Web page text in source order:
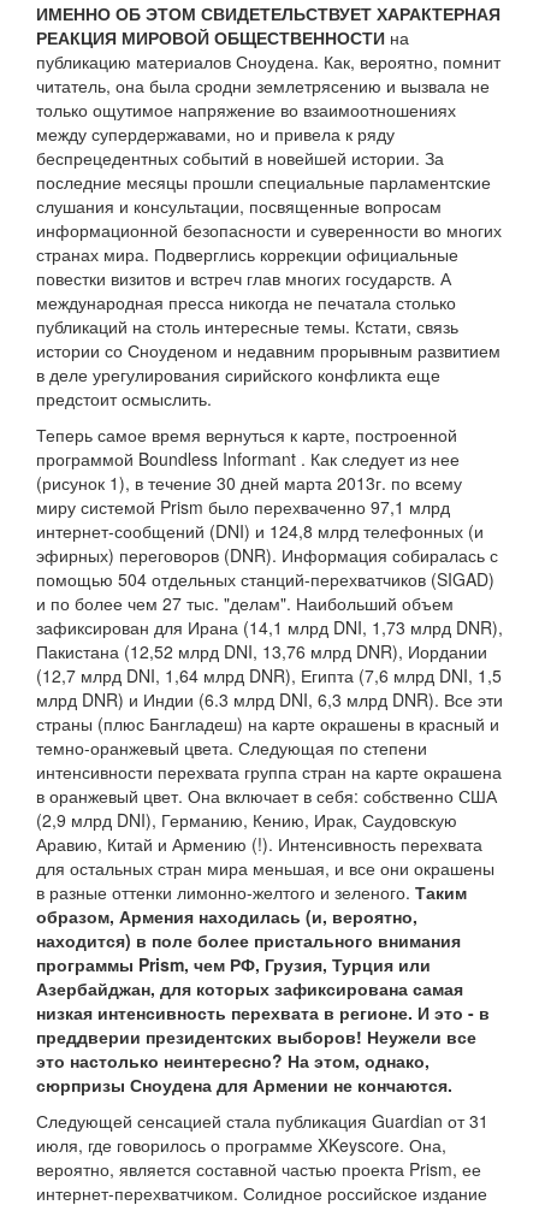
ИМЕННО ОБ ЭТОМ СВИДЕТЕЛЬСТВУЕТ ХАРАКТЕРНАЯ
РЕАКЦИЯ МИРОВОЙ ОБЩЕСТВЕННОСТИ на
публикацию материалов Сноудена. Как, вероятно, помнит
читатель, она была сродни землетрясению и вызвала не
только ощутимое напряжение во взаимоотношениях
между супердержавами, но и привела к ряду
беспрецедентных событий в новейшей истории. За
последние месяцы прошли специальные парламентские
слушания и консультации, посвященные вопросам
информационной безопасности и суверенности во многих
странах мира. Подверглись коррекции официальные
повестки визитов и встреч глав многих государств. А
международная пресса никогда не печатала столько
публикаций на столь интересные темы. Кстати, связь
истории со Сноуденом и недавним прорывным развитием
в деле урегулирования сирийского конфликта еще
предстоит осмыслить.
Теперь самое время вернуться к карте, построенной
программой Boundless Informant . Как следует из нее
(рисунок 1), в течение 30 дней марта 2013г. по всему
миру системой Prism было перехваченно 97,1 млрд
интернет-сообщений (DNI) и 124,8 млрд телефонных (и
эфирных) переговоров (DNR). Информация собиралась с
помощью 504 отдельных станций-перехватчиков (SIGAD)
и по более чем 27 тыс. "делам". Наибольший объем
зафиксирован для Ирана (14,1 млрд DNI, 1,73 млрд DNR),
Пакистана (12,52 млрд DNI, 13,76 млрд DNR), Иордании
(12,7 млрд DNI, 1,64 млрд DNR), Египта (7,6 млрд DNI, 1,5
млрд DNR) и Индии (6.3 млрд DNI, 6,3 млрд DNR). Все эти
страны (плюс Бангладеш) на карте окрашены в красный и
темно-оранжевый цвета. Следующая по степени
интенсивности перехвата группа стран на карте окрашена
в оранжевый цвет. Она включает в себя: собственно США
(2,9 млрд DNI), Германию, Кению, Ирак, Саудовскую
Аравию, Китай и Армению (!). Интенсивность перехвата
для остальных стран мира меньшая, и все они окрашены
в разные оттенки лимонно-желтого и зеленого. Таким
образом, Армения находилась (и, вероятно,
находится) в поле более пристального внимания
программы Prism, чем РФ, Грузия, Турция или
Азербайджан, для которых зафиксирована самая
низкая интенсивность перехвата в регионе. И это - в
преддверии президентских выборов! Неужели все
это настолько неинтересно? На этом, однако,
сюрпризы Сноудена для Армении не кончаются.
Следующей сенсацией стала публикация Guardian от 31
июля, где говорилось о программе XKeyscore. Она,
вероятно, является составной частью проекта Prism, ее
интернет-перехватчиком. Солидное российское издание